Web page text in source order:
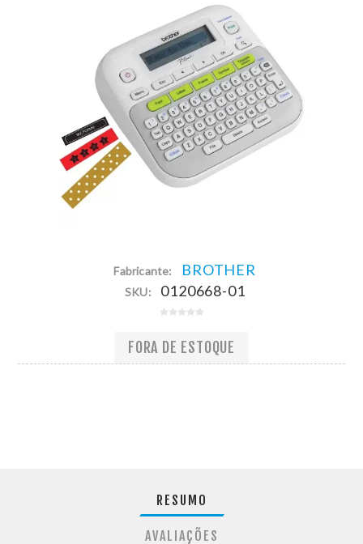
Fabricante: BROTHER
SKU: 0120668-01
FORA DE ESTOQUE
RESUMO
AVALIAÇÕES